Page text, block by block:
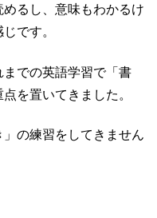
るし、意味もわかるけ
です。
での英語学習で「書
を置いてきました。
の練習をしてきません